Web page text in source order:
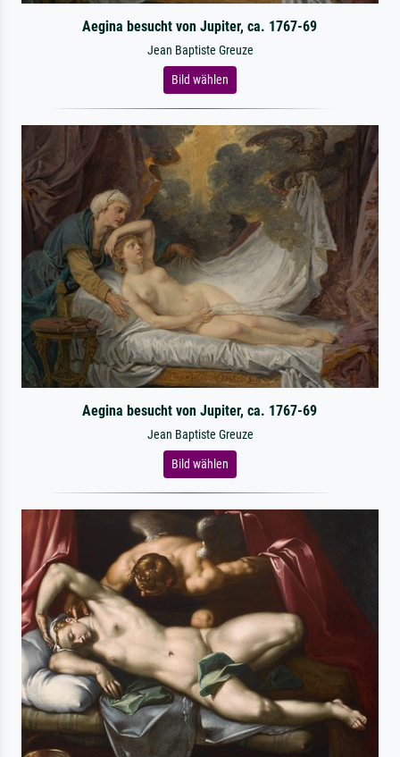
Aegina besucht von Jupiter, ca. 1767-69
Jean Baptiste Greuze
Bild wählen
Aegina besucht von Jupiter, ca. 1767-69
Jean Baptiste Greuze
Bild wählen